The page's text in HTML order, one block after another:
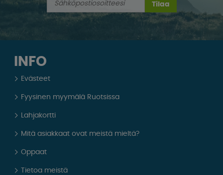
Tilaa
INFO
Evästeet
Fyysinen myymälä Ruotsissa
Lahjakortti
Mitä asiakkaat ovat meistä mieltä?
Oppaat
Tietoa meistä